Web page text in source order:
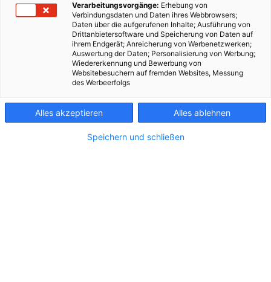
Verarbeitungsvorgänge: Erhebung von
Verbindungsdaten und Daten ihres Webbrowsers;
Daten über die aufgerufenen Inhalte; Ausführung von
Drittanbietersoftware und Speicherung von Daten auf
ihrem Endgerät; Anreicherung von Werbenetzwerken;
Auswertung der Daten; Personalisierung von Werbung;
Wiedererkennung und Bewerbung von
Websitebesuchern auf fremden Websites, Messung
des Werbeerfolgs
Alles akzeptieren Alles ablehnen
Speichern und schließen